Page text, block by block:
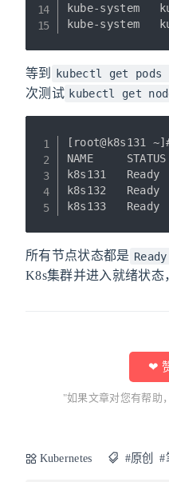
kube-
kube-
等到 kubectl get pods
次测试 kubectl get
[root@k8s131
NAME
k8s131
k8s132
k8s133
所有节点状态都是 Ready
K8s集群并进入就绪状态
❤
"如果文章对您有帮助
Kubernetes #原创 #